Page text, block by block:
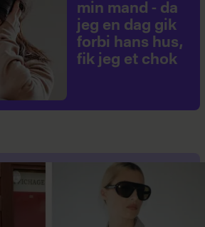
min mand - da
jeg en dag gik
forbi hans hus,
fik jeg et chok